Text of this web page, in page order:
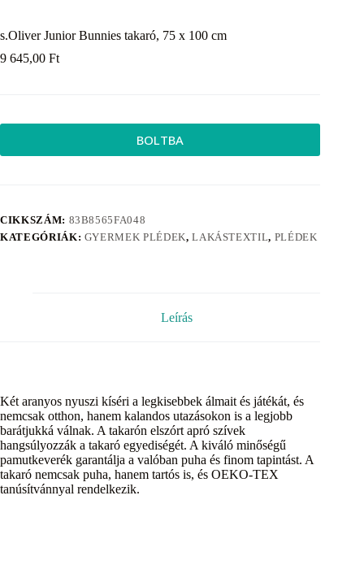
s.Oliver Junior Bunnies takaró, 75 x 100 cm
9 645,00 Ft
BOLTBA
CIKKSZÁM: 83B8565FA048
KATEGÓRIÁK: GYERMEK PLÉDEK,LAKÁSTEXTIL, PLÉDEK
Leírás
Két aranyos nyuszi kíséri a legkisebbek álmait és játékát, és
nemcsak otthon, hanem kalandos utazásokon is a legjobb
barátjukká válnak. A takarón elszórt apró szívek
hangsúlyozzák a takaró egyediségét. A kiváló minőségű
pamutkeverék garantálja a valóban puha és finom tapintást. A
takaró nemcsak puha, hanem tartós is, és OEKO-TEX
tanúsítvánnyal rendelkezik.